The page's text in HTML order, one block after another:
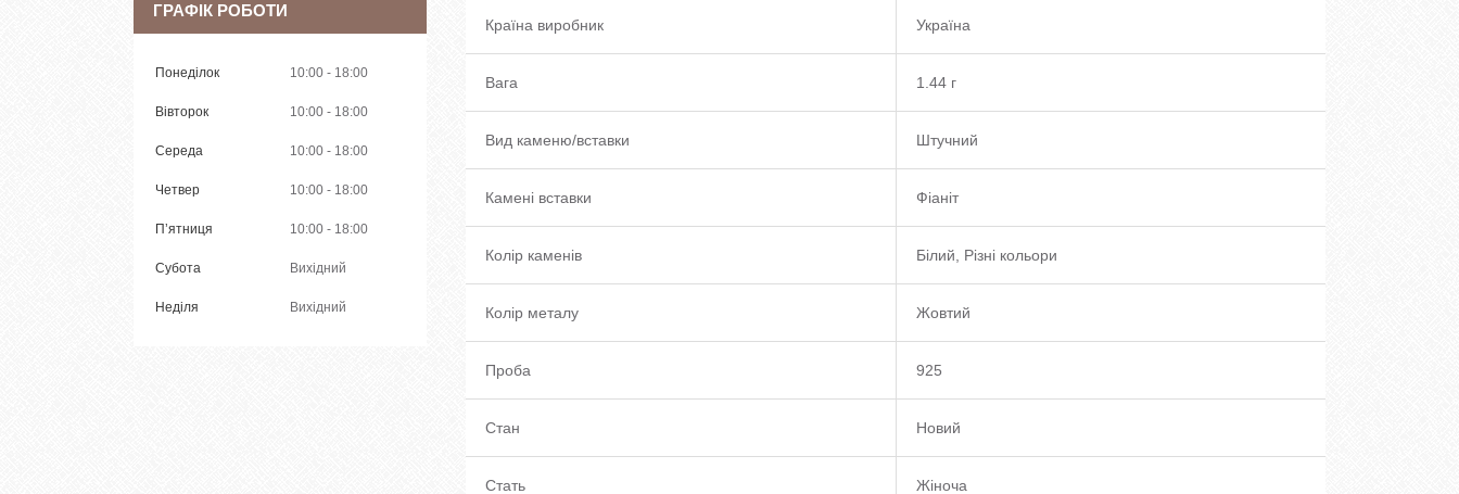
Країна виробник Україна
Вага 1.44 г
Вид каменю/вставки Штучний
Камені вставки Фіаніт
Колір каменів Білий, Різні кольори
Колір металу Жовтий
Проба 925
Стан Новий
Стать Жіноча
ГРАФІК РОБОТИ
Понеділок 10:00 18:00
Вівторок 10:00 18:00
Середа 10:00 18:00
Четвер 10:00 18:00
Пʼятниця 10:00 18:00
Субота Вихідний
Неділя Вихідний